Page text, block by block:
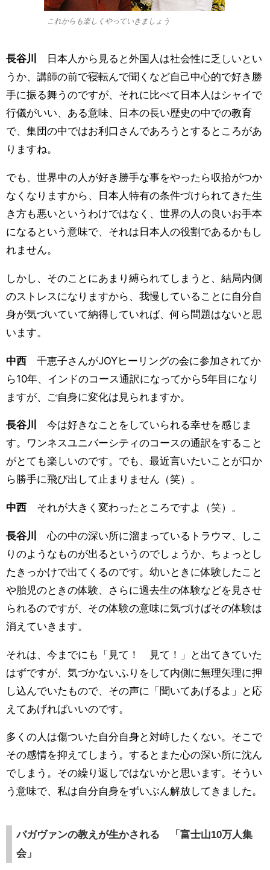
これからも楽しくやっていきましょう
長谷川
日本人から見ると外国人は社会性に乏しいとい
うか、講師の前で寝転んで聞くなど自己中心的で好き勝
手に振る舞うのですが、それに比べて日本人はシャイで
行儀がいい、ある意味、日本の長い歴史の中での教育
で、集団の中ではお利口さんであろうとするところがあ
りますね。
でも、世界中の人が好き勝手な事をやったら収拾がつか
なくなりますから、日本人特有の条件づけられてきた生
き方も悪いというわけではなく、世界の人の良いお手本
になるという意味で、それは日本人の役割であるかもし
れません。
しかし、そのことにあまり縛られてしまうと、結局内側
のストレスになりますから、我慢していることに自分自
身が気づいていて納得していれば、何ら問題はないと思
います。
中西 千恵子さんがJOYヒーリングの会に参加されてか
ら10年、インドのコース通訳になってから5年目になり
ますが、ご自身に変化は見られますか。
長谷川
今は好きなことをしていられる幸せを感じま
す。ワンネスユニバーシティのコースの通訳をすること
がとても楽しいのです。でも、最近言いたいことが口か
ら勝手に飛び出して止まりません（笑）。
中西 それが大きく変わったところですよ（笑）。
長谷川
心の中の深い所に溜まっているトラウマ、しこ
りのようなものが出るというのでしょうか、ちょっとし
たきっかけで出てくるのです。幼いときに体験したこと
や胎児のときの体験、さらに過去生の体験などを見させ
られるのですが、その体験の意味に気づけばその体験は
消えていきます。
それは、今までにも「見て！ 見て！」と出てきていた
はずですが、気づかないふりをして内側に無理矢理に押
し込んでいたもので、その声に「聞いてあげるよ」と応
えてあげればいいのです。
多くの人は傷ついた自分自身と対峙したくない。そこで
その感情を抑えてしまう。するとまた心の深い所に沈ん
でしまう。その繰り返しではないかと思います。そうい
う意味で、私は自分自身をずいぶん解放してきました。
バガヴァンの教えが生かされる 「富士山10万人集
会」